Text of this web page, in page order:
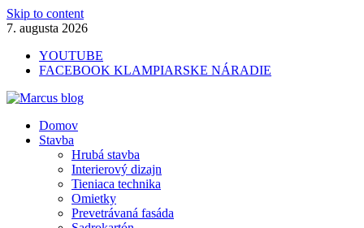
Skip to content
7. augusta 2026
YOUTUBE
FACEBOOK KLAMPIARSKE NÁRADIE
Marcus blog
Stavebné profily, náradie, izolácie
Domov
Stavba
Hrubá stavba
Interierový dizajn
Tieniaca technika
Omietky
Prevetrávaná fasáda